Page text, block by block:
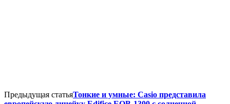
Предыдущая статьяТонкие и умные: Casio представила